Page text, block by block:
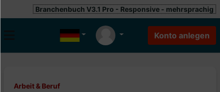
Branchenbuch V3.1 Pro - Responsive - mehrsprachig
Arbeit & Beruf